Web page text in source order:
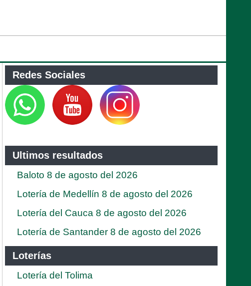
Redes Sociales
Ultimos resultados
Baloto 8 de agosto del 2026
Lotería de Medellín 8 de agosto del 2026
Lotería del Cauca 8 de agosto del 2026
Lotería de Santander 8 de agosto del 2026
Loterías
Lotería del Tolima